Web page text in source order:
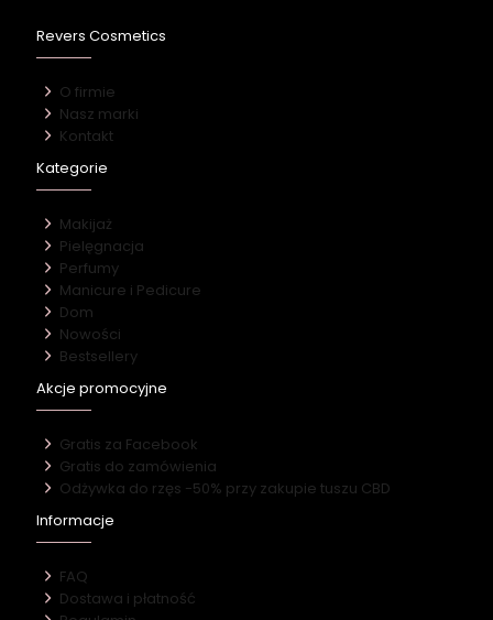
Revers Cosmetics
O firmie
Nasz marki
Kontakt
Kategorie
Makijaż
Pielęgnacja
Perfumy
Manicure i Pedicure
Dom
Nowości
Bestsellery
Akcje promocyjne
Gratis za Facebook
Gratis do zamówienia
Odżywka do rzęs -50% przy zakupie tuszu CBD
Informacje
FAQ
Dostawa i płatność